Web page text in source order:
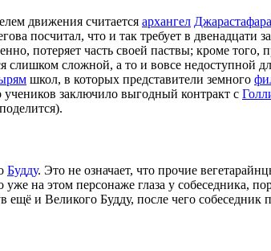
движения считается архангел
посчитал, что и так требует в двенадцати
потеряет часть своей паствы; кроме того,
слишком сложной, а то и вовсе недоступной
школ, в которых представители земного
заключило выгодный контракт с
Будду. Это не означает, что прочие
уже на этом персонаже глаза у собеседника,
и Великого Будду, после чего собеседник